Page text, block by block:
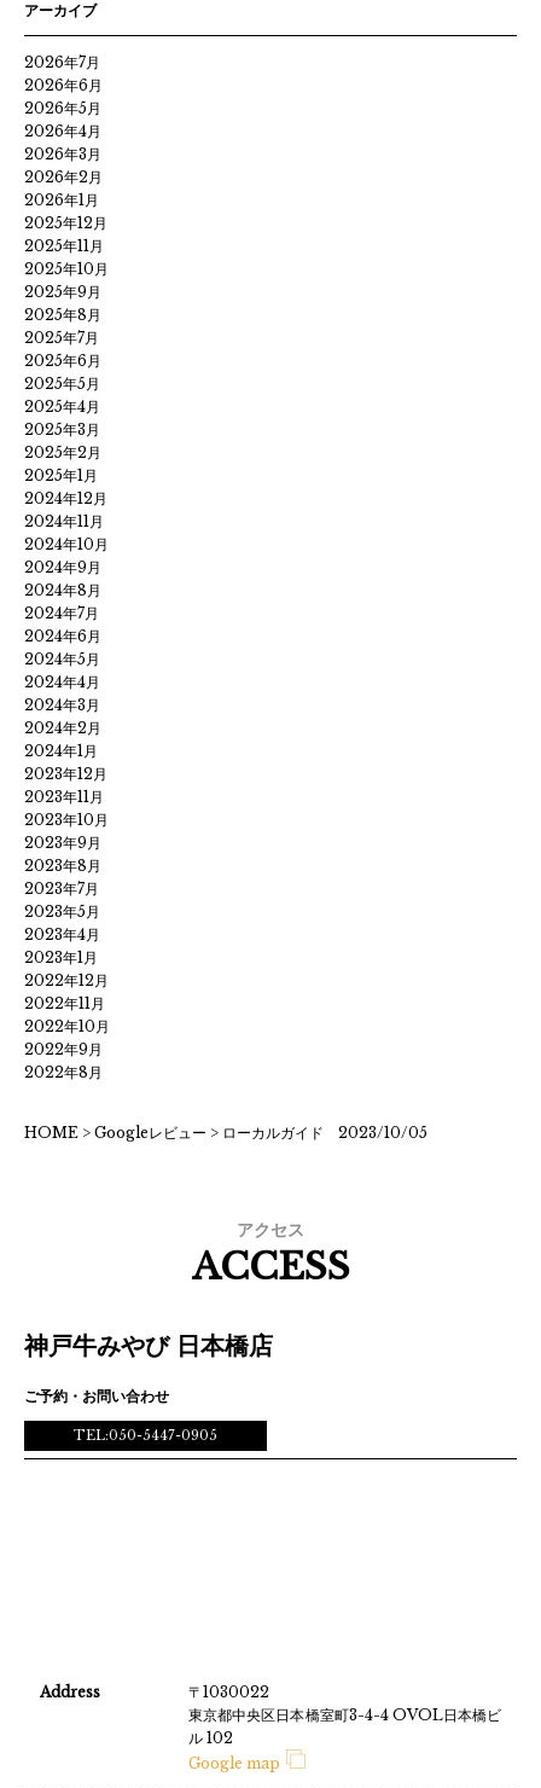
アーカイブ
2026年7月
2026年6月
2026年5月
2026年4月
2026年3月
2026年2月
2026年1月
2025年12月
2025年11月
2025年10月
2025年9月
2025年8月
2025年7月
2025年6月
2025年5月
2025年4月
2025年3月
2025年2月
2025年1月
2024年12月
2024年11月
2024年10月
2024年9月
2024年8月
2024年7月
2024年6月
2024年5月
2024年4月
2024年3月
2024年2月
2024年1月
2023年12月
2023年11月
2023年10月
2023年9月
2023年8月
2023年7月
2023年5月
2023年4月
2023年1月
2022年12月
2022年11月
2022年10月
2022年9月
2022年8月
HOME > Googleレビュー > ローカルガイド 2023/10/05
アクセス
ACCESS
神戸牛みやび 日本橋店
ご予約・お問い合わせ
TEL:050-5447-0905
Address
〒1030022
東京都中央区日本橋室町3-4-4 OVOL日本橋ビ
ル 102
Google map